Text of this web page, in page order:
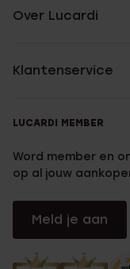
Over Lucardi
Klantenservice
LUCARDI MEMBER
Word member en
op al jouw
Meld je aan